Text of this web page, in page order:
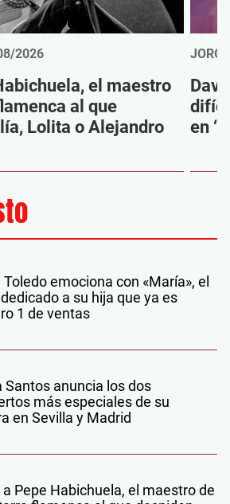
2026
el maestro
al que
Lolita o Alejandro
en
emociona con «María», el
a su hija que ya es
1 de ventas
Santos anuncia los dos
más especiales de su
en Sevilla y Madrid
Pepe Habichuela, el maestro de